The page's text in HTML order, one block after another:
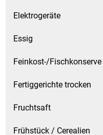
Elektrogeräte
Essig
Feinkost-/Fischkonserve
Fertiggerichte trocken
Fruchtsaft
Frühstück / Cerealien